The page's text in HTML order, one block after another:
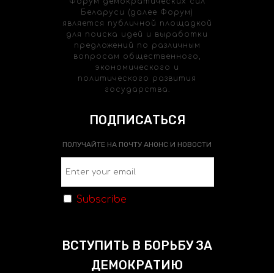
Беларуси (далее Форум)
является публичной площадкой
для поиска идей и выработки
предложений по различным
вопросам общественного,
экономического и
политического развития
государства.
ПОДПИСАТЬСЯ
ПОЛУЧАЙТЕ НА ПОЧТУ АНОНС И НОВОСТИ
Subscribe
ВСТУПИТЬ В БОРЬБУ ЗА
ДЕМОКРАТИЮ